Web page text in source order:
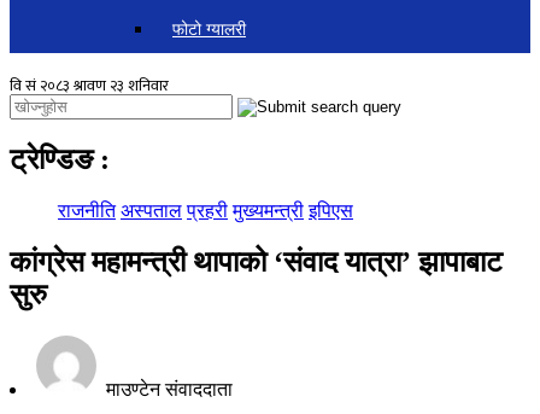
फोटो ग्यालरी
ट्रेण्डिङ :
राजनीति अस्पताल प्रहरी मुख्यमन्त्री इपिएस
कांग्रेस महामन्त्री थापाको ‘संवाद यात्रा’ झापाबाट
सुरु
माउण्टेन संवाददाता